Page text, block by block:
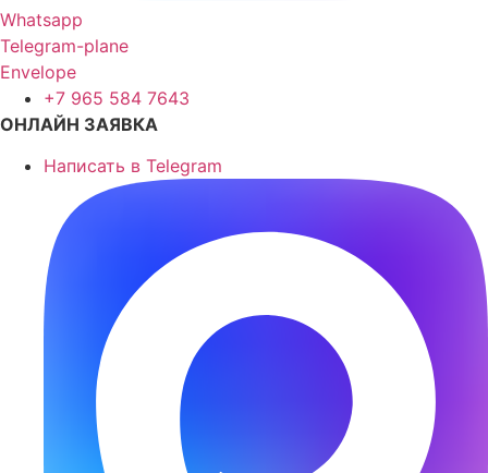
Whatsapp
Telegram-plane
Envelope
+7 965 584 7643
ОНЛАЙН ЗАЯВКА
Написать в Telegram